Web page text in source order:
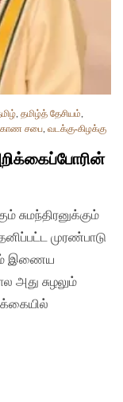
, தமிழ்த் தேசியம்,
சபை, வடக்கு-கிழக்கு
சுமந்திரனுக்கும்
முரண்பாடு
இணைய
அது சுழலும்